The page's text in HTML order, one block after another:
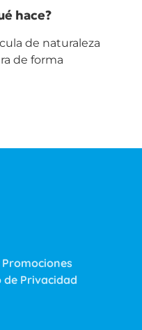
hace?
de naturaleza
de forma
Promociones
de Privacidad